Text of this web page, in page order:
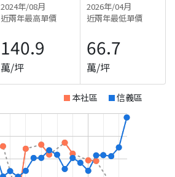
2024年/08月
近兩年最高單價
140.9
萬/坪
2026年/04月
近兩年最低單價
66.7
萬/坪
本社區 信義區